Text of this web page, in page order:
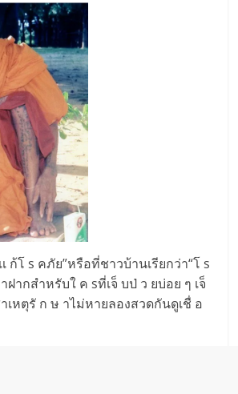
ก้โ s คภัย”หรือที่ชาวบ้านเรียกว่า“โ s
ฝากสำหรับใ ค sที่เจ็ บป่ ว ยบ่อย ๆ เจ็
เหตุรั ก ษ าไม่หายลองสวดกันดูเชื่ อ